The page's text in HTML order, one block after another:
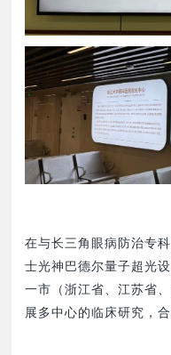
在与长三角眼病防治专
士光神巴德尔量子超光
一市（浙江省、江苏省
展多中心的临床研究，